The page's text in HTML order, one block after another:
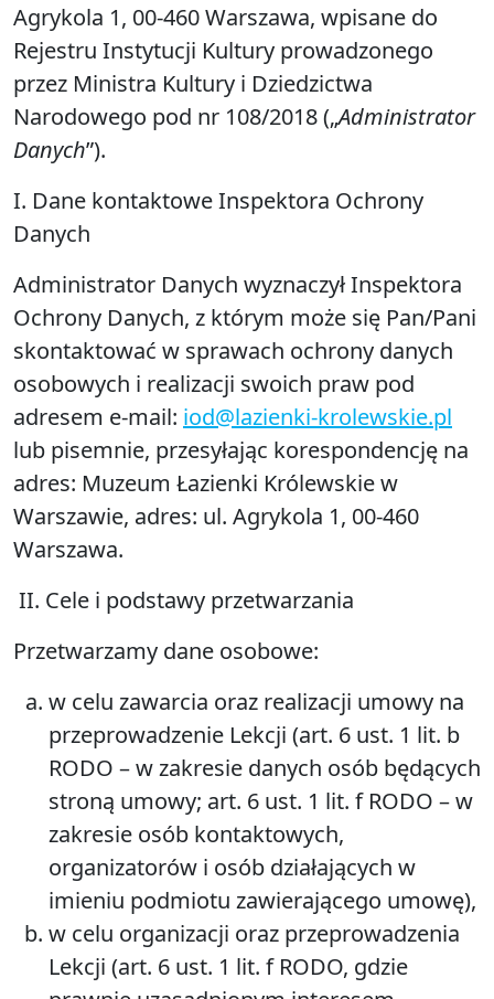
Agrykola 1, 00-460 Warszawa, wpisane do
Rejestru Instytucji Kultury prowadzonego
przez Ministra Kultury i Dziedzictwa
Narodowego pod nr 108/2018 („Administrator
Danych”).
I. Dane kontaktowe Inspektora Ochrony
Danych
Administrator Danych wyznaczył Inspektora
Ochrony Danych, z którym może się Pan/Pani
skontaktować w sprawach ochrony danych
osobowych i realizacji swoich praw pod
adresem e-mail: iod@lazienki-krolewskie.pl
lub pisemnie, przesyłając korespondencję na
adres: Muzeum Łazienki Królewskie w
Warszawie, adres: ul. Agrykola 1, 00-460
Warszawa.
II. Cele i podstawy przetwarzania
Przetwarzamy dane osobowe:
w celu zawarcia oraz realizacji umowy na
przeprowadzenie Lekcji (art. 6 ust. 1 lit. b
RODO – w zakresie danych osób będących
stroną umowy; art. 6 ust. 1 lit. f RODO – w
zakresie osób kontaktowych,
organizatorów i osób działających w
imieniu podmiotu zawierającego umowę),
w celu organizacji oraz przeprowadzenia
Lekcji (art. 6 ust. 1 lit. f RODO, gdzie